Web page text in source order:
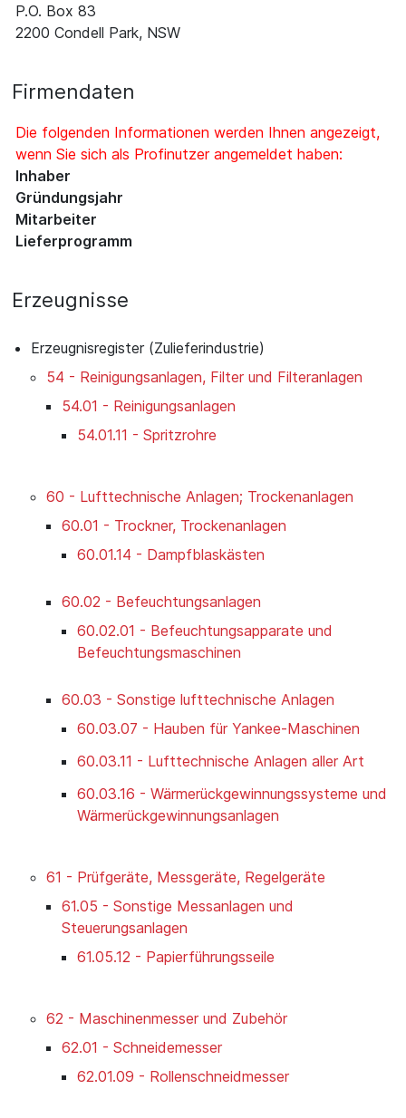
P.O. Box 83
2200 Condell Park, NSW
Firmendaten
Die folgenden Informationen werden Ihnen angezeigt,
wenn Sie sich als Profinutzer angemeldet haben:
Inhaber
Gründungsjahr
Mitarbeiter
Lieferprogramm
Erzeugnisse
Erzeugnisregister (Zulieferindustrie)
54 - Reinigungsanlagen, Filter und Filteranlagen
54.01 - Reinigungsanlagen
54.01.11 - Spritzrohre
60 - Lufttechnische Anlagen; Trockenanlagen
60.01 - Trockner, Trockenanlagen
60.01.14 - Dampfblaskästen
60.02 - Befeuchtungsanlagen
60.02.01 - Befeuchtungsapparate und
Befeuchtungsmaschinen
60.03 - Sonstige lufttechnische Anlagen
60.03.07 - Hauben für Yankee-Maschinen
60.03.11 - Lufttechnische Anlagen aller Art
60.03.16 - Wärmerückgewinnungssysteme und
Wärmerückgewinnungsanlagen
61 - Prüfgeräte, Messgeräte, Regelgeräte
61.05 - Sonstige Messanlagen und
Steuerungsanlagen
61.05.12 - Papierführungsseile
62 - Maschinenmesser und Zubehör
62.01 - Schneidemesser
62.01.09 - Rollenschneidmesser